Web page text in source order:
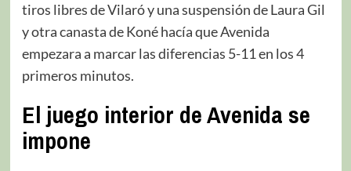
tiros libres de Vilaró y una suspensión de Laura Gil
y otra canasta de Koné hacía que Avenida
empezara a marcar las diferencias 5-11 en los 4
primeros minutos.
El juego interior de Avenida se
impone